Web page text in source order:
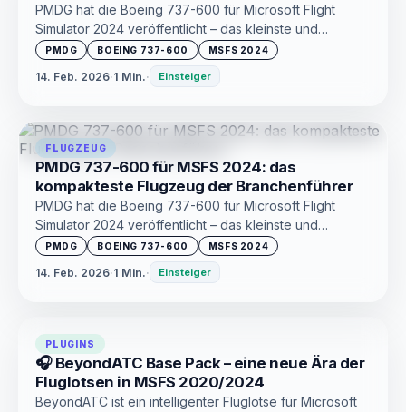
PMDG hat die Boeing 737-600 für Microsoft Flight
Simulator 2024 veröffentlicht – das kleinste und
günstigste Flugzeug der 737NG-Reihe. Lassen Sie uns
herausfinden, was drin ist, für wen es geeignet ist und
ob sich der Kauf lohnt
PMDG BOEING 737-600 MSFS 2024
14. Feb. 2026·1 Min.· Einsteiger
FLUGZEUG
PMDG 737-600 für MSFS 2024: das
kompakteste Flugzeug der Branchenführer
PMDG hat die Boeing 737-600 für Microsoft Flight
Simulator 2024 veröffentlicht – das kleinste und
günstigste Flugzeug der 737NG-Reihe. Lassen Sie uns
herausfinden, was drin ist, für wen es geeignet ist und
ob sich der Kauf lohnt.
PMDG BOEING 737-600 MSFS 2024
14. Feb. 2026·1 Min.· Einsteiger
PLUGINS
🎧 BeyondATC Base Pack – eine neue Ära der
Fluglotsen in MSFS 2020/2024
BeyondATC ist ein intelligenter Fluglotse für Microsoft